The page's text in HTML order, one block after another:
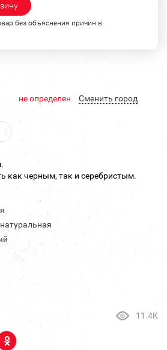
без объяснения причин в
не определен Cменить город
как черным, так и серебристым.
11.4K